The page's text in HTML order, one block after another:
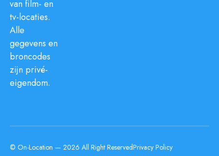
van film- en
tv-locaties.
Alle
gegevens en
broncodes
zijn privé-
eigendom.
© On-Location — 2026 All Right ReservedPrivacy Policy